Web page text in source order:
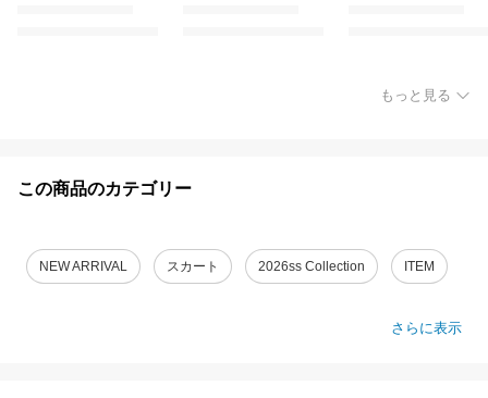
もっと見る
この商品のカテゴリー
NEW ARRIVAL スカート 2026ss Collection ITEM
さらに表示